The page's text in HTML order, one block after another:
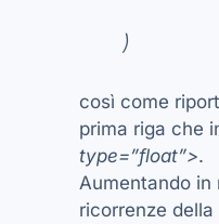
)
così come
prima riga che
type=”float”>.
Aumentando in
ricorrenze della